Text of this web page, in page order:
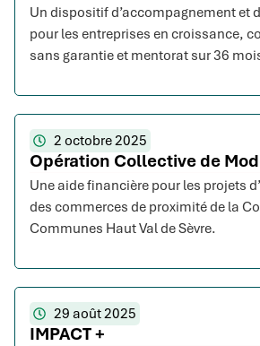
Un dispositif d’accompagnement et
pour les entreprises en croissance,
sans garantie et mentorat sur 36
2 octobre 2025
Opération Collective de
Une aide financière pour les projets
des commerces de proximité de la
Communes Haut Val de Sèvre.
29 août 2025
IMPACT +